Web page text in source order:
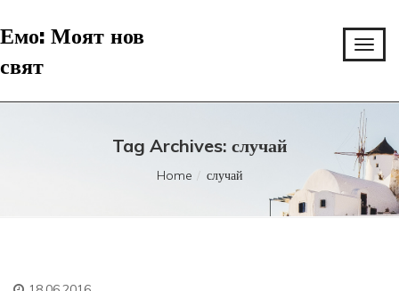
Емо: Моят нов
свят
Tag Archives: случай
Home случай